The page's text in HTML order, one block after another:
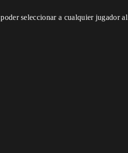
seleccionar a cualquier jugador